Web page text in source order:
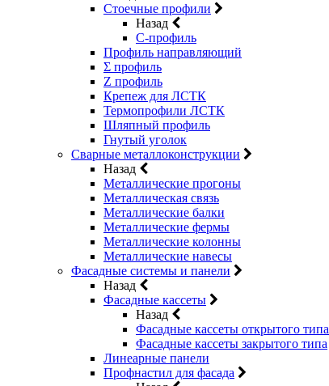
Стоечные профили
Назад
C-профиль
Профиль направляющий
Σ профиль
Z профиль
Крепеж для ЛСТК
Термопрофили ЛСТК
Шляпный профиль
Гнутый уголок
Сварные металлоконструкции
Назад
Металлические прогоны
Металлическая связь
Металлические балки
Металлические фермы
Металлические колонны
Металлические навесы
Фасадные системы и панели
Назад
Фасадные кассеты
Назад
Фасадные кассеты открытого типа
Фасадные кассеты закрытого типа
Линеарные панели
Профнастил для фасада